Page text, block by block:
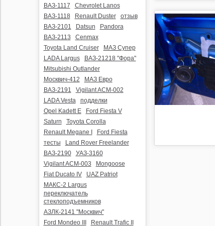
ВАЗ-1117
Chevrolet Lanos
ВАЗ-1118
Renault Duster
отзыв
ВАЗ-2101
Datsun
Pandora
ВАЗ-2113
Cenmax
Toyota Land Cruiser
МАЗ Супер
LADA Largus
ВАЗ-21218 "Фора"
Mitsubishi Outlander
Москвич-412
МАЗ Евро
ВАЗ-2191
Vigilant ACM-002
LADA Vesta
подделки
Opel Kadett E
Ford Fiesta V
Saturn
Toyota Corolla
Renault Megane I
Ford Fiesta
тесты
Land Rover Freelander
ВАЗ-2190
УАЗ-3160
Vigilant ACM-003
Mongoose
Fiat Ducato IV
UAZ Patriot
МАКС-2 Largus
переключатель
стеклоподъемников
АЗЛК-2141 "Москвич"
Ford Mondeo III
Renault Trafic II